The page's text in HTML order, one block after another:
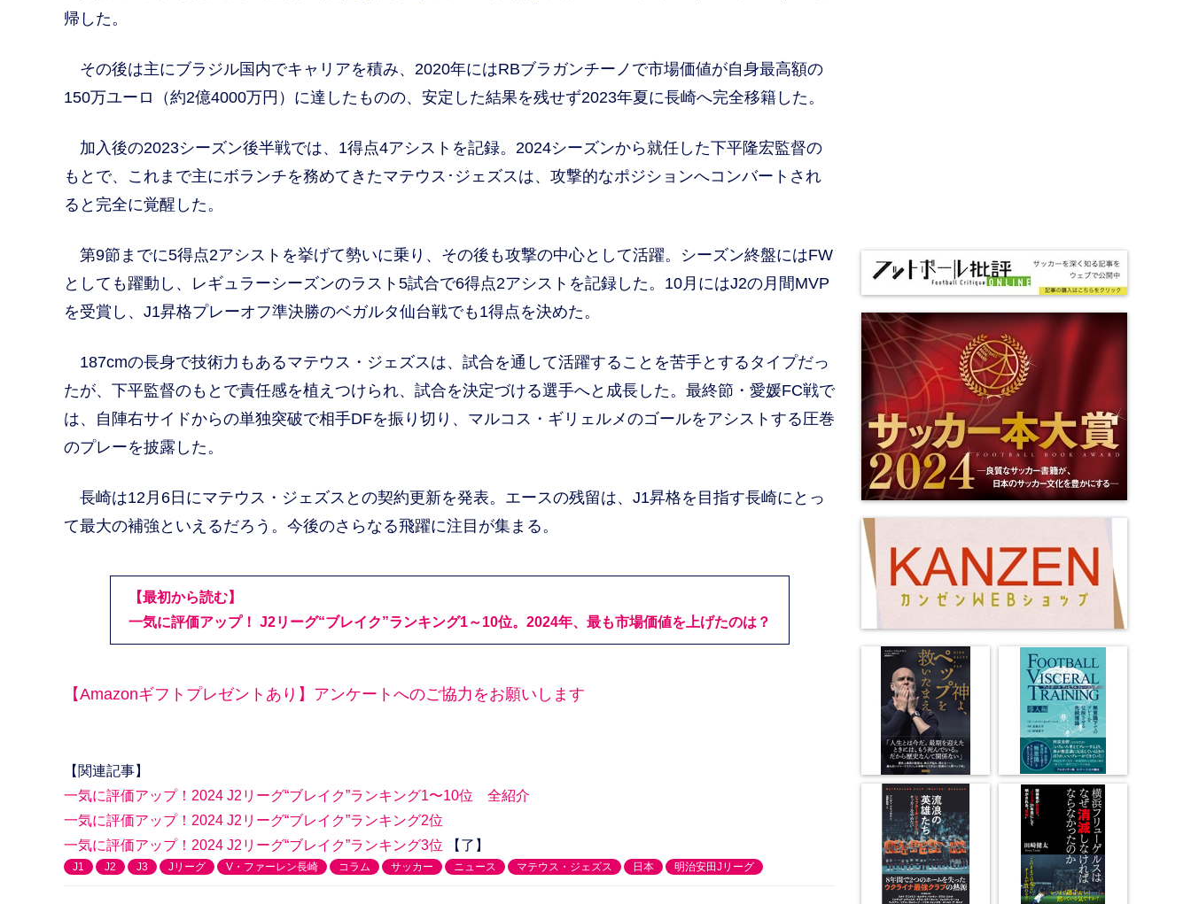
帰した。
その後は主にブラジル国内でキャリアを積み、2020年にはRBブラガンチーノで市場価値が自身最高額の
150万ユーロ（約2億4000万円）に達したものの、安定した結果を残せず2023年夏に長崎へ完全移籍した。
加入後の2023シーズン後半戦では、1得点4アシストを記録。2024シーズンから就任した下平隆宏監督の
もとで、これまで主にボランチを務めてきたマテウス･ジェズスは、攻撃的なポジションへコンバートされ
ると完全に覚醒した。
第9節までに5得点2アシストを挙げて勢いに乗り、その後も攻撃の中心として活躍。シーズン終盤にはFW
としても躍動し、レギュラーシーズンのラスト5試合で6得点2アシストを記録した。10月にはJ2の月間MVP
を受賞し、J1昇格プレーオフ準決勝のベガルタ仙台戦でも1得点を決めた。
187cmの長身で技術力もあるマテウス・ジェズスは、試合を通して活躍することを苦手とするタイプだっ
たが、下平監督のもとで責任感を植えつけられ、試合を決定づける選手へと成長した。最終節・愛媛FC戦で
は、自陣右サイドからの単独突破で相手DFを振り切り、マルコス・ギリェルメのゴールをアシストする圧巻
のプレーを披露した。
長崎は12月6日にマテウス・ジェズスとの契約更新を発表。エースの残留は、J1昇格を目指す長崎にとっ
て最大の補強といえるだろう。今後のさらなる飛躍に注目が集まる。
【最初から読む】
一気に評価アップ！ J2リーグ“ブレイク”ランキング1～10位。2024年、最も市場価値を上げたのは？
【Amazonギフトプレゼントあり】アンケートへのご協力をお願いします
【関連記事】
一気に評価アップ！2024 J2リーグ“ブレイク”ランキング1〜10位 全紹介
一気に評価アップ！2024 J2リーグ“ブレイク”ランキング2位
一気に評価アップ！2024 J2リーグ“ブレイク”ランキング3位 【了】
J1 J2 J3 Jリーグ V・ファーレン長崎 コラム サッカー ニュース マテウス・ジェズス 日本 明治安田Jリーグ